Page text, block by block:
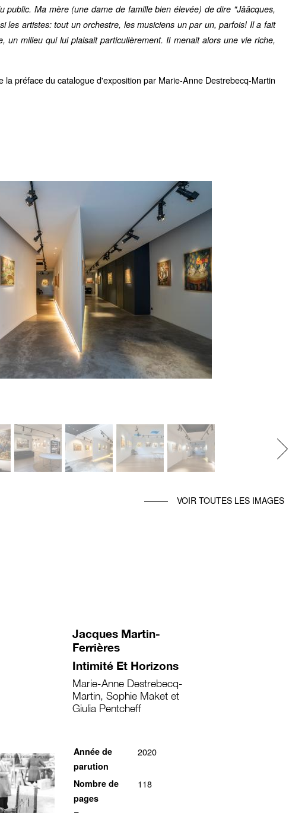
public. Ma mère (une dame de famille bien élevée) de dire "Jââcques,
les artistes: tout un orchestre, les musiciens un par un, parfois! Il a fait
un milieu qui lui plaisait particulièrement. Il menait alors une vie riche,
la préface du catalogue d'exposition par Marie-Anne Destrebecq-Martin
Next
VOIR TOUTES LES IMAGES
Jacques Martin-
Ferrières
Intimité Et Horizons
Marie-Anne Destrebecq-
Martin, Sophie Maket et
Giulia Pentcheff
Année de
parution
2020
Nombre de
pages
118